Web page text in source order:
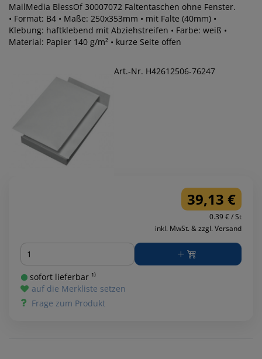
MailMedia BlessOf 30007072 Faltentaschen ohne Fenster.
• Format: B4 • Maße: 250x353mm • mit Falte (40mm) •
Klebung: haftklebend mit Abziehstreifen • Farbe: weiß •
Material: Papier 140 g/m² • kurze Seite offen
Art.-Nr. H42612506-76247
39,13 €
0.39 € / St
inkl. MwSt. & zzgl. Versand
Menge
sofort lieferbar ¹⁾
auf die Merkliste setzen
Frage zum Produkt